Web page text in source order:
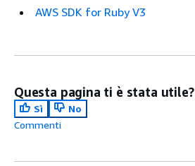
AWS SDK for Ruby V3
Questa pagina ti è stata utile?
Sì
No
Commenti